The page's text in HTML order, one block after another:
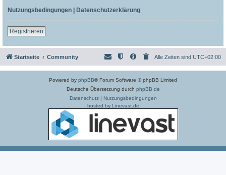
Nutzungsbedingungen | Datenschutzerklärung
Registrieren
Startseite Community Alle Zeiten sind UTC+02:00
Powered by phpBB® Forum Software © phpBB Limited
Deutsche Übersetzung durch phpBB.de
Datenschutz| Nutzungsbedingungen
hosted by Linevast.de